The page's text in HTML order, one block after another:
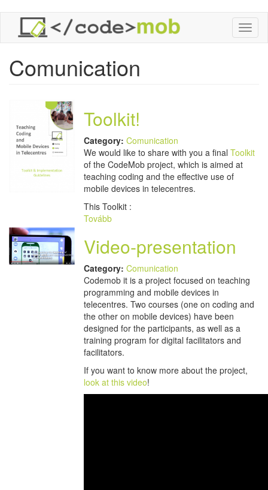
Ugrás
tartalomra
Comunication
Toolkit!
Category:Comunication
We would like to share with you a finalToolkit
of the CodeMob project, which is aimed at
teaching coding and the effective use of
mobile devices in telecentres.
This Toolkit :
Tovább
Video-presentation
Category:Comunication
Codemob it is a project focused on teaching
programming and mobile devices in
telecentres. Two courses (one on coding and
the other on mobile devices) have been
designed for the participants, as well as a
training program for digital facilitators and
facilitators.
If you want to know more about the project,
look at this video!